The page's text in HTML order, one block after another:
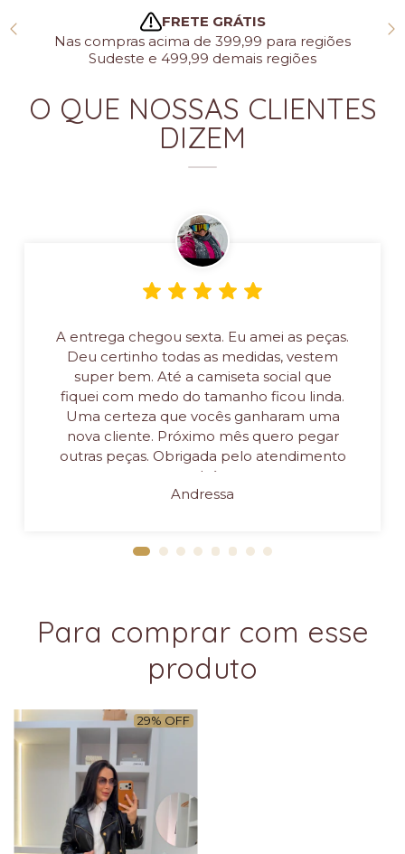
FRETE GRÁTIS
Nas compras acima de 399,99 para regiões
Sudeste e 499,99 demais regiões
O QUE NOSSAS CLIENTES
DIZEM
A entrega chegou sexta. Eu amei as peças.
Deu certinho todas as medidas, vestem
super bem. Até a camiseta social que
fiquei com medo do tamanho ficou linda.
Uma certeza que vocês ganharam uma
nova cliente. Próximo mês quero pegar
outras peças. Obrigada pelo atendimento
também
Andressa
Para comprar com esse
produto
29% OFF